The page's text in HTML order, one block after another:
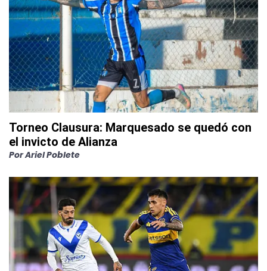
Torneo Clausura: Marquesado se quedó con
el invicto de Alianza
PorAriel Poblete